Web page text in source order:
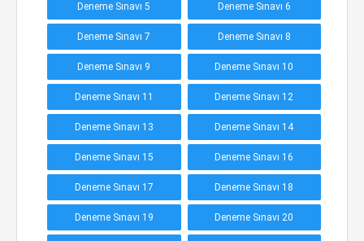
Deneme Sınavı 5 Deneme Sınavı 6
Deneme Sınavı 7 Deneme Sınavı 8
Deneme Sınavı 9 Deneme Sınavı 10
Deneme Sınavı 11 Deneme Sınavı 12
Deneme Sınavı 13 Deneme Sınavı 14
Deneme Sınavı 15 Deneme Sınavı 16
Deneme Sınavı 17 Deneme Sınavı 18
Deneme Sınavı 19 Deneme Sınavı 20